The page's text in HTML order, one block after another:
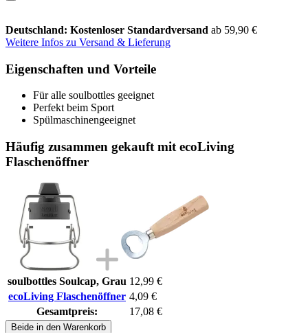
Deutschland: Kostenloser Standardversand ab 59,90 €
Weitere Infos zu Versand & Lieferung
Eigenschaften und Vorteile
Für alle soulbottles geeignet
Perfekt beim Sport
Spülmaschinengeeignet
Häufig zusammen gekauft mit ecoLiving
Flaschenöffner
soulbottles Soulcap, Grau 12,99 €
ecoLiving Flaschenöffner 4,09 €
Gesamtpreis:
17,08 €
Beide in den Warenkorb